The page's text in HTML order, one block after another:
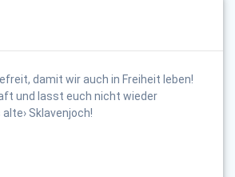
damit wir auch in Freiheit leben!
und lasst euch nicht wieder
Sklavenjoch!